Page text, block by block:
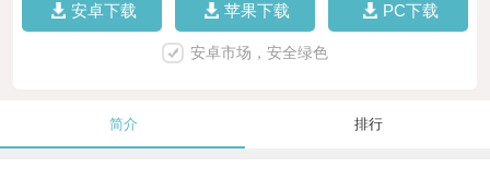
安卓下载 苹果下载 PC下载
安卓市场，安全绿色
简介 排行